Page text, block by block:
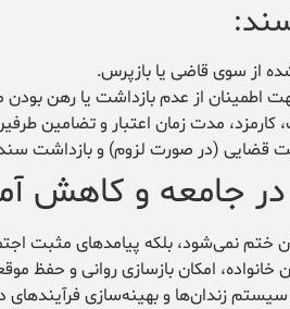
از سوی قاضی یا بازپرس.
اطمینان از عدم بازداشت یا رهن
کارمزد، مدت زمان اعتبار و تضامین
قضایی (در صورت لزوم) و بازداشت
جامعه و کاهش
ختم نمی‌شود، بلکه پیامدهای مثبت
امکان بازسازی روانی و حفظ
سیستم زندان‌ها و بهینه‌سازی